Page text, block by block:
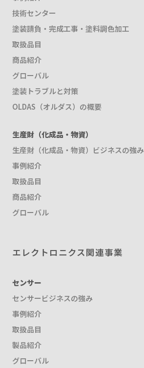
技術センター
塗装請負・完成工事・塗料調色加工
取扱品目
商品紹介
グローバル
塗装トラブルと対策
OLDAS（オルダス）の概要
生産財（化成品・物資）
生産財（化成品・物資）ビジネスの強み
事例紹介
取扱品目
商品紹介
グローバル
エレクトロニクス関連事業
センサー
センサービジネスの強み
事例紹介
取扱品目
製品紹介
グローバル